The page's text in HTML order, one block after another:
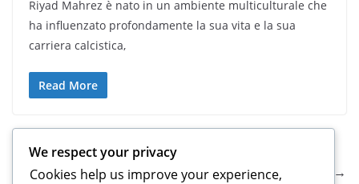
Riyad Mahrez è nato in un ambiente multiculturale che
ha influenzato profondamente la sua vita e la sua
carriera calcistica,
Read More
← Previous
Next →
We respect your privacy
Cookies help us improve your experience,